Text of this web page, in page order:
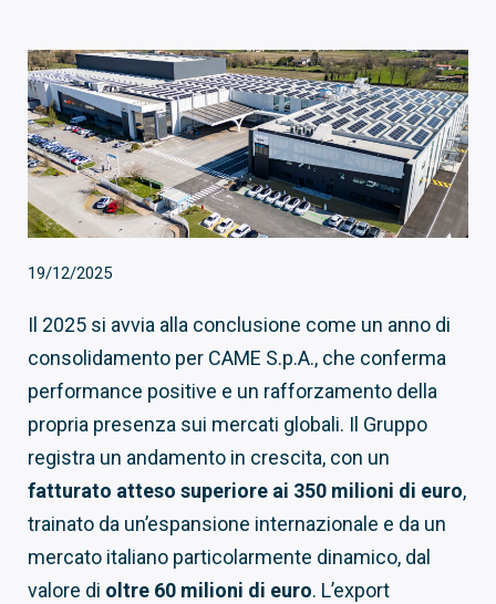
19/12/2025
Il 2025 si avvia alla conclusione come un anno di
consolidamento per CAME S.p.A., che conferma
performance positive e un rafforzamento della
propria presenza sui mercati globali. Il Gruppo
registra un andamento in crescita, con un
fatturato atteso superiore ai 350 milioni di euro,
trainato da un’espansione internazionale e da un
mercato italiano particolarmente dinamico, dal
valore di oltre 60 milioni di euro. L’export